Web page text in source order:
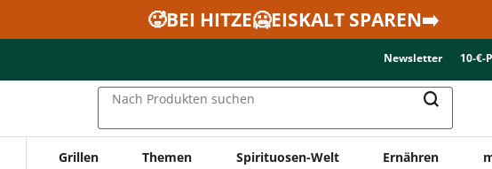
🥵BEI HITZE🥶EISKALT SPAREN➡️
Newsletter 10-€-
Nach Produkten suchen
Grillen Themen Spirituosen-Welt Ernähren